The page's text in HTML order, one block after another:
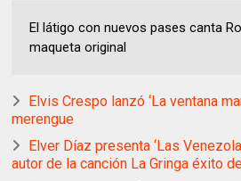
El látigo con nuevos pases canta
maqueta original
Elvis Crespo lanzó ‘La ventana
merengue
Elver Díaz presenta ‘Las
autor de la canción La Gringa éxito